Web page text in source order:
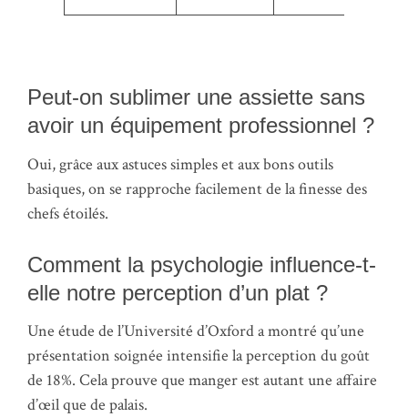
Peut-on sublimer une assiette sans
avoir un équipement professionnel ?
Oui, grâce aux astuces simples et aux bons outils
basiques, on se rapproche facilement de la finesse des
chefs étoilés.
Comment la psychologie influence-t-
elle notre perception d’un plat ?
Une étude de l’Université d’Oxford a montré qu’une
présentation soignée intensifie la perception du goût
de 18%. Cela prouve que manger est autant une affaire
d’œil que de palais.